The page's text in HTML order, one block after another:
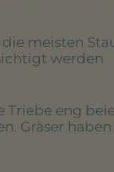
meisten
werden
Triebe eng
Gräser